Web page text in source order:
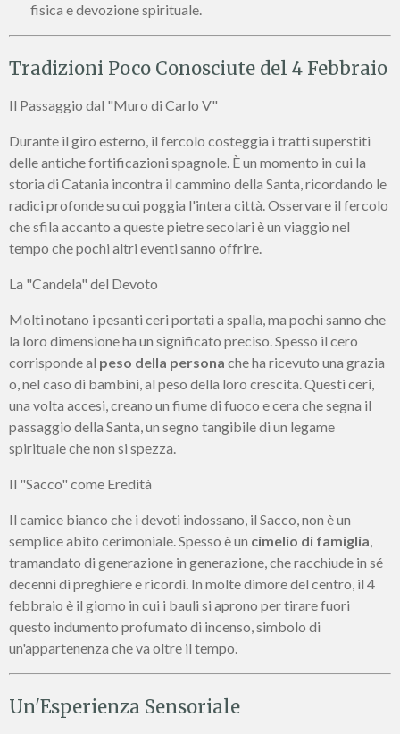
fisica e devozione spirituale.
Tradizioni Poco Conosciute del 4 Febbraio
Il Passaggio dal "Muro di Carlo V"
Durante il giro esterno, il fercolo costeggia i tratti superstiti
delle antiche fortificazioni spagnole. È un momento in cui la
storia di Catania incontra il cammino della Santa, ricordando le
radici profonde su cui poggia l'intera città. Osservare il fercolo
che sfila accanto a queste pietre secolari è un viaggio nel
tempo che pochi altri eventi sanno offrire.
La "Candela" del Devoto
Molti notano i pesanti ceri portati a spalla, ma pochi sanno che
la loro dimensione ha un significato preciso. Spesso il cero
corrisponde al peso della persona che ha ricevuto una grazia
o, nel caso di bambini, al peso della loro crescita. Questi ceri,
una volta accesi, creano un fiume di fuoco e cera che segna il
passaggio della Santa, un segno tangibile di un legame
spirituale che non si spezza.
Il "Sacco" come Eredità
Il camice bianco che i devoti indossano, il Sacco, non è un
semplice abito cerimoniale. Spesso è un cimelio di famiglia,
tramandato di generazione in generazione, che racchiude in sé
decenni di preghiere e ricordi. In molte dimore del centro, il 4
febbraio è il giorno in cui i bauli si aprono per tirare fuori
questo indumento profumato di incenso, simbolo di
un'appartenenza che va oltre il tempo.
Un'Esperienza Sensoriale